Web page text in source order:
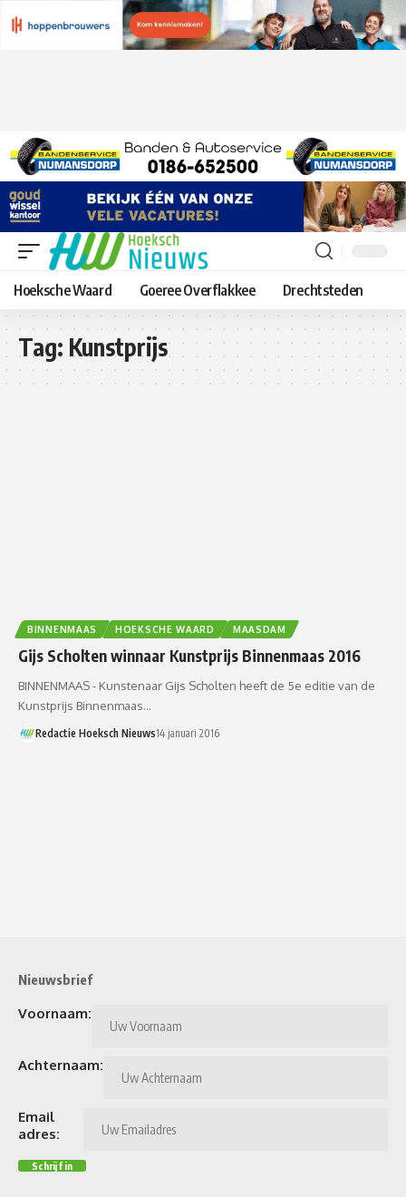
Hoeksche Waard Goeree Overflakkee Drechtsteden
Tag: Kunstprijs
BINNENMAAS HOEKSCHE WAARD MAASDAM
Gijs Scholten winnaar Kunstprijs Binnenmaas 2016
BINNENMAAS - Kunstenaar Gijs Scholten heeft de 5e editie van de
Kunstprijs Binnenmaas…
Redactie Hoeksch Nieuws14 januari 2016
Nieuwsbrief
Voornaam:
Achternaam:
Email
adres: